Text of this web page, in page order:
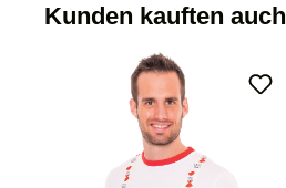
Kunden kauften auch